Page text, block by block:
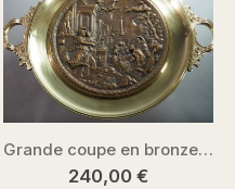
Grande coupe en bronze – XIXe siècle.
240,00 €